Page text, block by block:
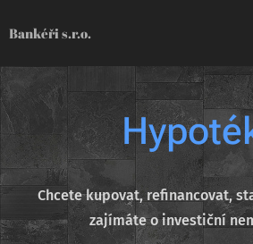
Bankéři s.r.o.
Chcete kupovat, refinancovat,
zajímáte o investiční